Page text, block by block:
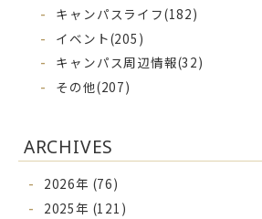
キャンパスライフ(182)
イベント(205)
キャンパス周辺情報(32)
その他(207)
ARCHIVES
2026年 (76)
2025年 (121)